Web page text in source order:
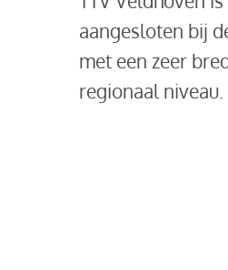
aangesloten bij
met een zeer
regionaal niveau.